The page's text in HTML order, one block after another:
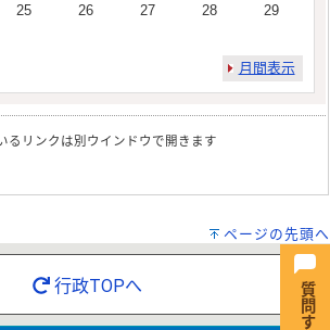
25 26 27 28
29
月間表示
るリンクは別ウインドウで開きます
ページの先頭へ
行政TOPへ